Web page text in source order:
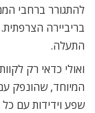
להתגורר ברחבי
בריביירה
התעלה.
ואולי כדאי רק
המיוחד, שהונפק
שפע וידידות עם